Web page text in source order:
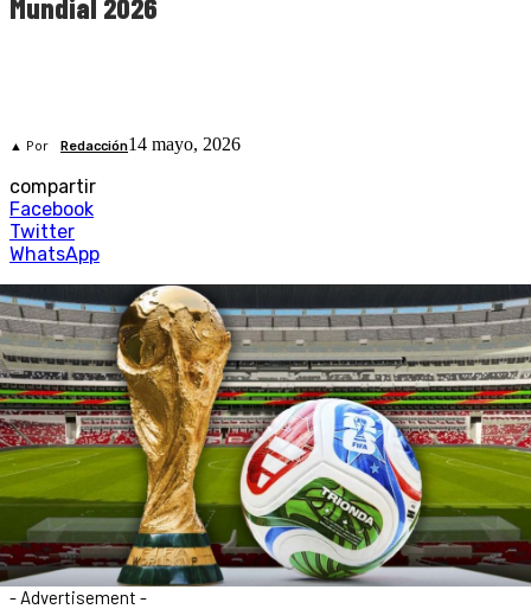
Mundial 2026
▲ Por Redacción14 mayo, 2026
compartir
Facebook
Twitter
WhatsApp
- Advertisement -